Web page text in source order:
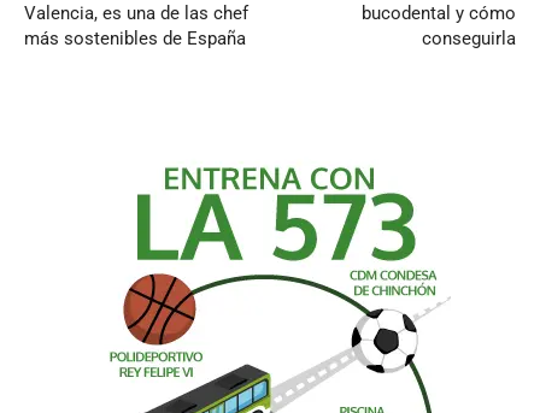
Valencia, es una de las chef
más sostenibles de España
bucodental y cómo
conseguirla